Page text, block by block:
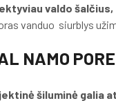
valdo
vanduo siurblys
NAMO
šiluminė